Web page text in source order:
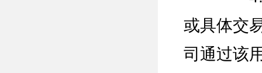
或具体交
司通过该